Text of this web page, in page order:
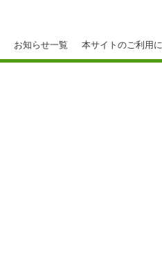
お知らせ一覧 本サイトのご利用